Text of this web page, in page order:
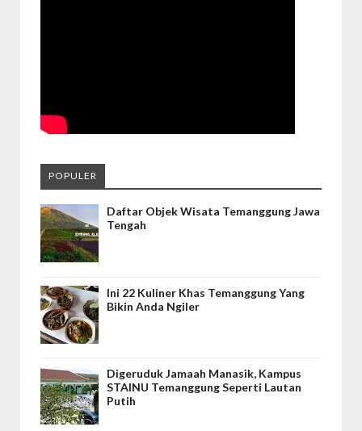
POPULER
Daftar Objek Wisata Temanggung Jawa
Tengah
Ini 22 Kuliner Khas Temanggung Yang
Bikin Anda Ngiler
Digeruduk Jamaah Manasik, Kampus
STAINU Temanggung Seperti Lautan
Putih